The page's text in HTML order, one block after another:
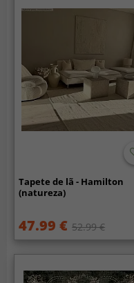
Tapete de lã - Hamilton
(natureza)
47.99 € 52.99 €